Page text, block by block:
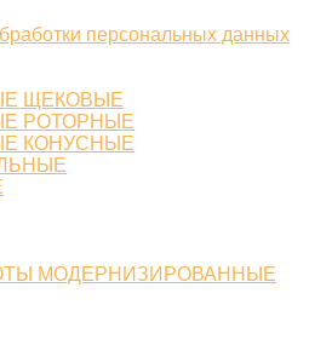
персональных данных
ЩЕКОВЫЕ
РОТОРНЫЕ
КОНУСНЫЕ
МОДЕРНИЗИРОВАННЫЕ